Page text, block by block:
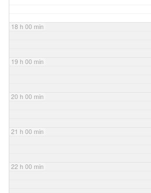
18 h 00 min
19 h 00 min
20 h 00 min
21 h 00 min
22 h 00 min